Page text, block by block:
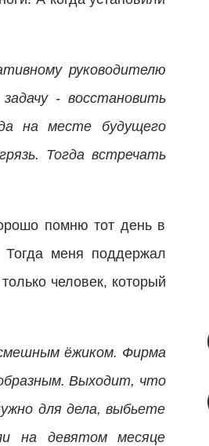
руководителю
- восстановить
на месте будущего
Тогда встречать
помню тот день в
Тогда меня поддержал
человек, который
смешным ёжиком. Фирма
Выходит, что
для дела, выбьете
на девятом месяце